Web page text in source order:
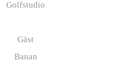
Golfstudio
Gäst
Banan